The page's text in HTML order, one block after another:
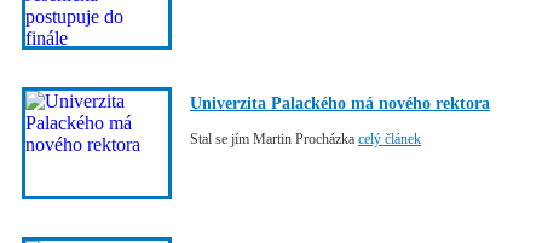
Univerzita Palackého má nového rektora
Stal se jím Martin Procházka celý článek